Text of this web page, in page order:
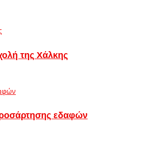
της Χάλκης
εδαφών